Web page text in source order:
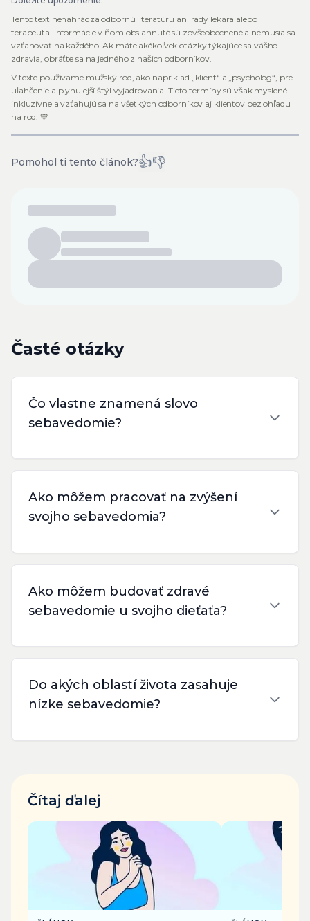
Tento text nenahrádza odbornú literatúru ani rady lekára alebo
terapeuta. Informácie v ňom obsiahnuté sú zovšeobecnené a nemusia sa
vzťahovať na každého. Ak máte akékoľvek otázky týkajúce sa vášho
zdravia, obráťte sa na jedného z našich odborníkov.
V texte používame mužský rod, ako napríklad „klient“ a „psychológ“, pre
uľahčenie a plynulejší štýl vyjadrovania. Tieto termíny sú však myslené
inkluzívne a vzťahujú sa na všetkých odborníkov aj klientov bez ohľadu
na rod. 💙
Pomohol ti tento článok?👍👎
Časté otázky
Čo vlastne znamená slovo
sebavedomie?
Ako môžem pracovať na zvýšení
svojho sebavedomia?
Ako môžem budovať zdravé
sebavedomie u svojho dieťaťa?
Do akých oblastí života zasahuje
nízke sebavedomie?
Čítaj ďalej